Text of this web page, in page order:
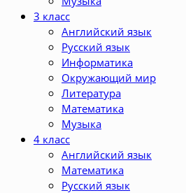
3 класс
Английский язык
Русский язык
Информатика
Окружающий мир
Литература
Математика
Музыка
4 класс
Английский язык
Математика
Русский язык